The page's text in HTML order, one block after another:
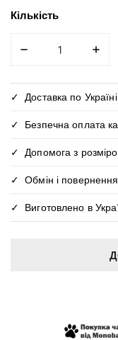
Кількість
Доставка по
Безпечна оплата
Допомога з
Обмін і
Виготовлено в